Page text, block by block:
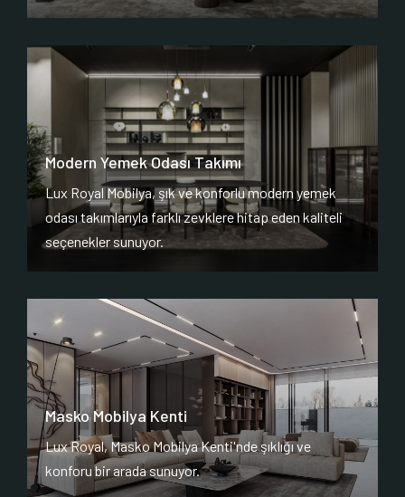
Modern Yemek Odası Takımı
Lux Royal Mobilya, şık ve konforlu modern yemek
odası takımlarıyla farklı zevklere hitap eden kaliteli
seçenekler sunuyor.
Masko Mobilya Kenti
Lux Royal, Masko Mobilya Kenti'nde şıklığı ve
konforu bir arada sunuyor.